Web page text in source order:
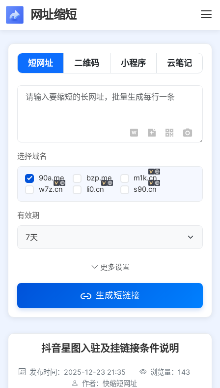
网址缩短
短网址 二维码 小程序 云笔记
选择域名
90a.me bzp.me
m1k.cn
w7z.cn
li0.cn s90.cn
有效期
访问密码
社交平台 电商平台
更多设置
生成短链接
抖音星图入驻及挂链接条件说明
发布时间：2025-12-23 21:35
浏览量：143
作者：快缩短网址